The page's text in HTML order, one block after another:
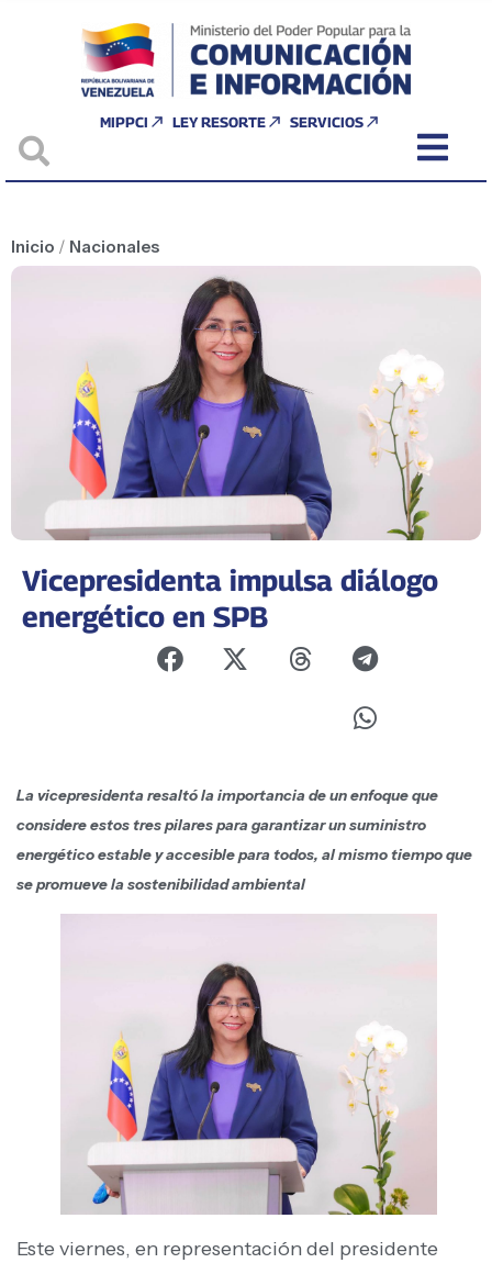
MIPPCI LEY RESORTE SERVICIOS
Inicio / Nacionales
Vicepresidenta impulsa diálogo
energético en SPB
La vicepresidenta resaltó la importancia de un enfoque que
considere estos tres pilares para garantizar un suministro
energético estable y accesible para todos, al mismo tiempo que
se promueve la sostenibilidad ambiental
Este viernes, en representación del presidente